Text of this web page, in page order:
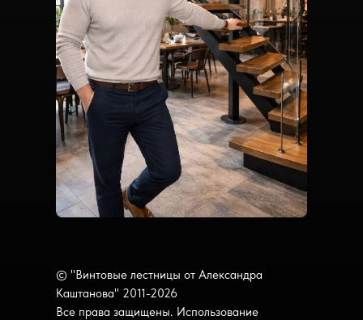
© "Винтовые лестницы от Александра
Каштанова" 2011-2026
Все права защищены. Использование